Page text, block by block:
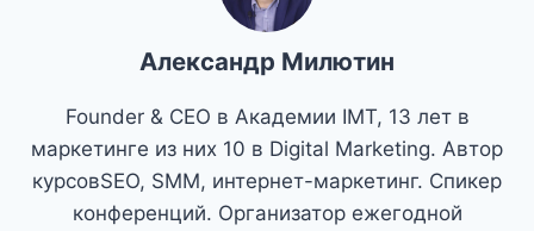
Александр Милютин
Founder & CEO в Академии IMT, 13 лет в
маркетинге из них 10 в Digital Marketing. Автор
курсовSEO, SMM, интернет-маркетинг. Спикер
конференций. Организатор ежегодной